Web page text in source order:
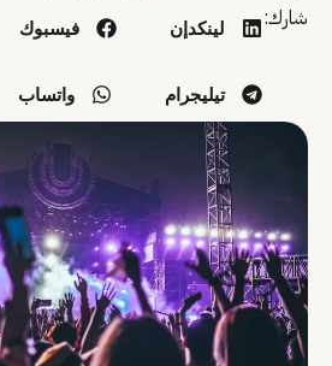
لينكدإن فيسبوك
تيليجرام واتساب
شارك: